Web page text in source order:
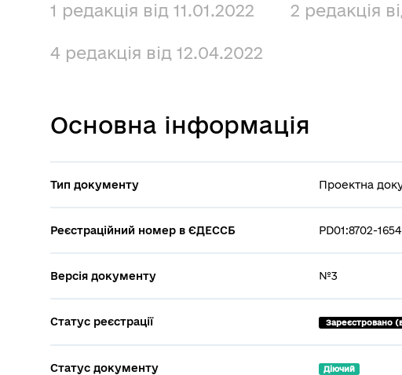
1 редакція від 11.01.2022 2 редакція
4 редакція від 12.04.2022
Основна інформація
Тип документу Проектна
Реєстраційний номер в ЄДЕССБ PD01:8702-
Версія документу №3
Статус реєстрації Зареєстровано
Статус документу Діючий